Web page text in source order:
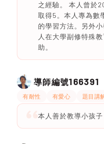
之經驗。 本人曾於
取得5。本人專為數
的學習方法。另外
人在大學副修特殊
助。
導師編號166391
有耐性 有愛心 題目講
本人善於教導小孩子